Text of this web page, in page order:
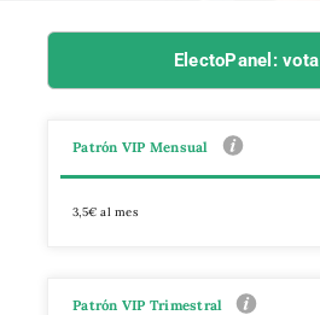
ElectoPanel: vota
Patrón VIP Mensual
3,5€ al mes
Patrón VIP Trimestral